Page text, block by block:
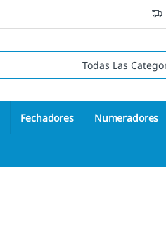
Fechadores Numeradores